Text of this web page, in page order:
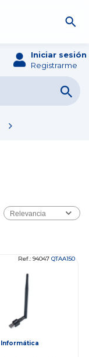
Iniciar sesión
Registrarme
Relevancia
Ref.: 94047 QTAA150
Informática